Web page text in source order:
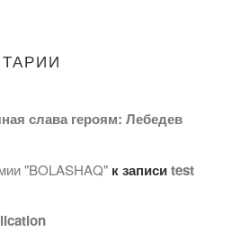
слава героям: Лебедев
"BOLASHAQ" к записиtest